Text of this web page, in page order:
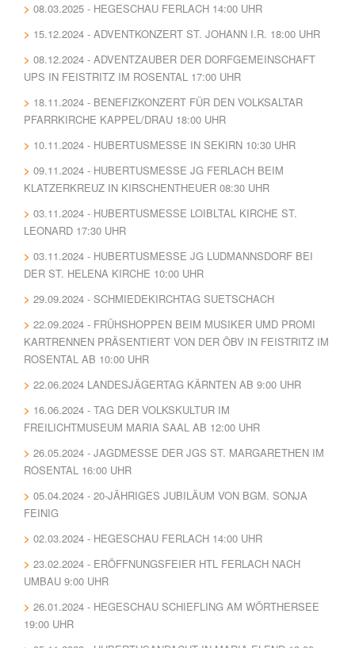
08.03.2025 - HEGESCHAU FERLACH 14:00 UHR
15.12.2024 - ADVENTKONZERT ST. JOHANN I.R. 18:00 UHR
08.12.2024 - ADVENTZAUBER DER DORFGEMEINSCHAFT
UPS IN FEISTRITZ IM ROSENTAL 17:00 UHR
18.11.2024 - BENEFIZKONZERT FÜR DEN VOLKSALTAR
PFARRKIRCHE KAPPEL/DRAU 18:00 UHR
10.11.2024 - HUBERTUSMESSE IN SEKIRN 10:30 UHR
09.11.2024 - HUBERTUSMESSE JG FERLACH BEIM
KLATZERKREUZ IN KIRSCHENTHEUER 08:30 UHR
03.11.2024 - HUBERTUSMESSE LOIBLTAL KIRCHE ST.
LEONARD 17:30 UHR
03.11.2024 - HUBERTUSMESSE JG LUDMANNSDORF BEI
DER ST. HELENA KIRCHE 10:00 UHR
29.09.2024 - SCHMIEDEKIRCHTAG SUETSCHACH
22.09.2024 - FRÜHSHOPPEN BEIM MUSIKER UMD PROMI
KARTRENNEN PRÄSENTIERT VON DER ÖBV IN FEISTRITZ IM
ROSENTAL AB 10:00 UHR
22.06.2024 LANDESJÄGERTAG KÄRNTEN AB 9:00 UHR
16.06.2024 - TAG DER VOLKSKULTUR IM
FREILICHTMUSEUM MARIA SAAL AB 12:00 UHR
26.05.2024 - JAGDMESSE DER JGS ST. MARGARETHEN IM
ROSENTAL 16:00 UHR
05.04.2024 - 20-JÄHRIGES JUBILÄUM VON BGM. SONJA
FEINIG
02.03.2024 - HEGESCHAU FERLACH 14:00 UHR
23.02.2024 - ERÖFFNUNGSFEIER HTL FERLACH NACH
UMBAU 9:00 UHR
26.01.2024 - HEGESCHAU SCHIEFLING AM WÖRTHERSEE
19:00 UHR